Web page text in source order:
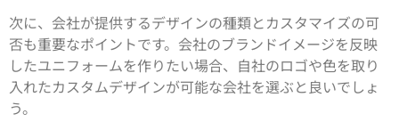
次に、会社が提供するデザインの種類とカスタマイズの可
否も重要なポイントです。会社のブランドイメージを反映
したユニフォームを作りたい場合、自社のロゴや色を取り
入れたカスタムデザインが可能な会社を選ぶと良いでしょ
う。